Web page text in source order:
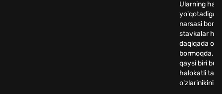
Ularning har
yo'qotadigan
narsasi bor
stavkalar har
daqiqada
bormoqda.
qaysi biri bu
halokatli
o'zlarinikini